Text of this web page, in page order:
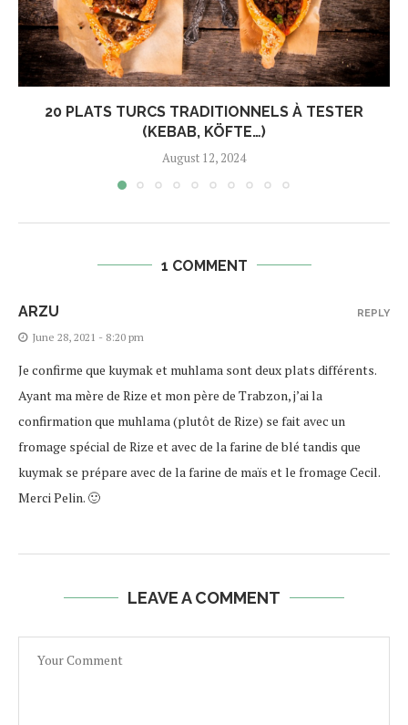
20 PLATS TURCS TRADITIONNELS À TESTER
(KEBAB, KÖFTE…)
August 12, 2024
1 COMMENT
ARZU
June 28, 2021 - 8:20 pm
Je confirme que kuymak et muhlama sont deux plats différents.
Ayant ma mère de Rize et mon père de Trabzon, j’ai la
confirmation que muhlama (plutôt de Rize) se fait avec un
fromage spécial de Rize et avec de la farine de blé tandis que
kuymak se prépare avec de la farine de maïs et le fromage Cecil.
Merci Pelin. 🙂
REPLY
LEAVE A COMMENT